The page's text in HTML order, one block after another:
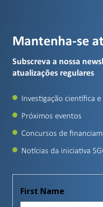
Mantenha-se
Subscreva a nossa
atualizações regulares
Investigação científica
Próximos eventos
Concursos de
Notícias da iniciativa